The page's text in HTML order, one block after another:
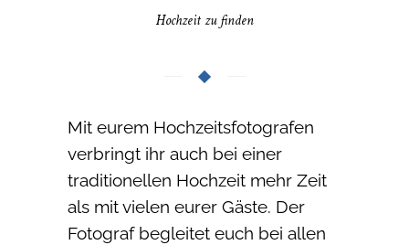
Hochzeit zu finden
Mit eurem Hochzeitsfotografen
verbringt ihr auch bei einer
traditionellen Hochzeit mehr Zeit
als mit vielen eurer Gäste. Der
Fotograf begleitet euch bei allen